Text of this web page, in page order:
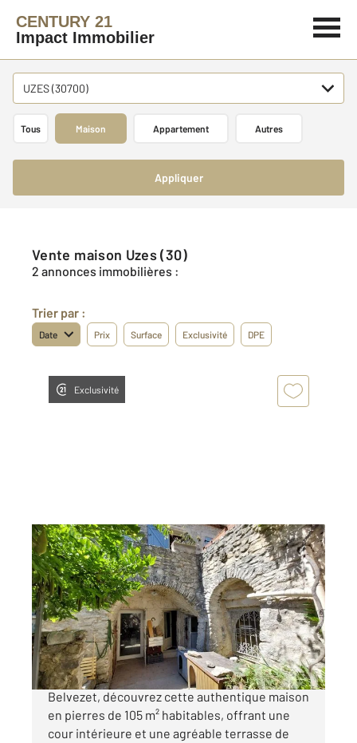
CENTURY 21
Impact Immobilier
UZES (30700)
Tous Maison Appartement Autres
Appliquer
Vente maison Uzes (30)
2 annonces immobilières :
Trier par :
Date Prix Surface Exclusivité DPE
Exclusivité
UZES 30
104,85 m2, 4 pièces
Ref : 14303
Maison à vendre
190 000 €
Proche d'Uzès, au cœur du charmant village de
Belvezet, découvrez cette authentique maison
en pierres de 105 m² habitables, offrant une
cour intérieure et une agréable terrasse de